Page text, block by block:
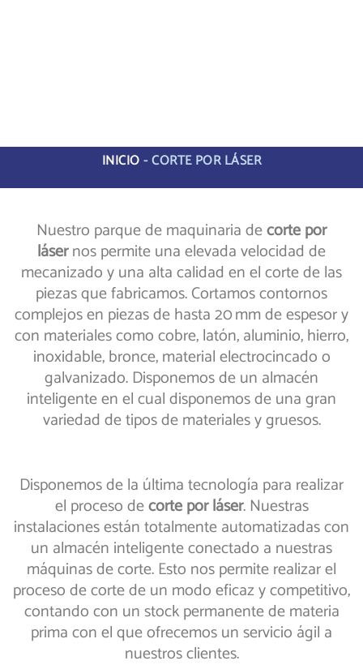
INICIO-CORTE POR LÁSER
Nuestro parque de maquinaria decorte por
lásernos permite una elevada velocidad de
mecanizado y una alta calidad en el corte de las
piezas que fabricamos. Cortamos contornos
complejos en piezas de hasta 20 mm de espesor y
con materiales como cobre, latón, aluminio, hierro,
inoxidable, bronce, material electrocincado o
galvanizado. Disponemos de un almacén
inteligente en el cual disponemos de una gran
variedad de tipos de materiales y gruesos.
Disponemos de la última tecnología para realizar
el proceso decorte por láser. Nuestras
instalaciones están totalmente automatizadas con
un almacén inteligente conectado a nuestras
máquinas de corte. Esto nos permite realizar el
proceso de corte de un modo eficaz y competitivo,
contando con un stock permanente de materia
prima con el que ofrecemos un servicio ágil a
nuestros clientes.